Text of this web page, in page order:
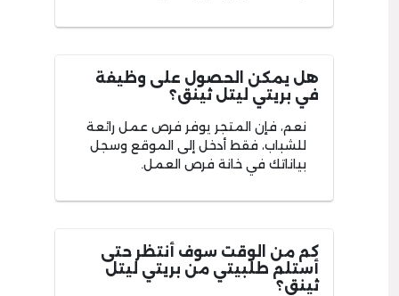
هل يمكن الحصول على وظيفة
في بريتي ليتل ثينق؟
نعم، فإن المتجر يوفر فرص عمل رائعة
للشباب، فقط أدخل إلى الموقع وسجل
بياناتك في خانة فرص العمل.
كم من الوقت سوف أنتظر حتى
أستلم طلبيتي من بريتي ليتل
ثينق؟